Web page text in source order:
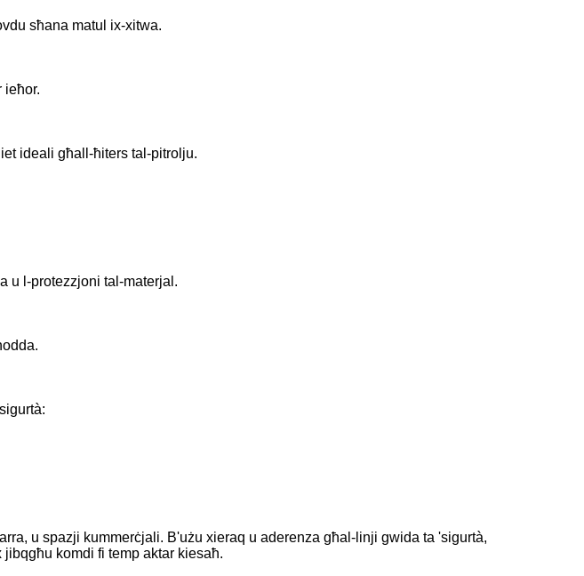
sħana matul ix-xitwa.
ieħor.
ideali għall-ħiters tal-pitrolju.
u l-protezzjoni tal-materjal.
u spazji kummerċjali. B'użu xieraq u aderenza għal-linji gwida ta 'sigurtà,
komdi fi temp aktar kiesaħ.